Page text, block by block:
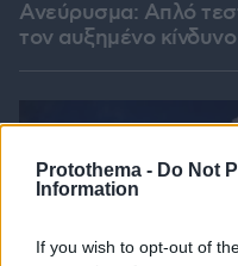
Protothema - Do Not
Information
If you wish to opt-out of
Ανεύρυσμα: Απλό
τον αυξημένο κίνδυνο